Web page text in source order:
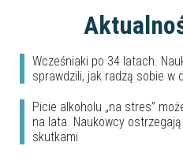
Wcześniaki po 34 latach.
sprawdzili, jak radzą sobie w
Picie alkoholu „na stres”
na lata. Naukowcy
skutkami